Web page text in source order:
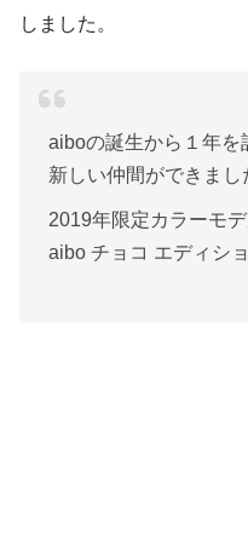
しました。
aiboの誕生から１年を
新しい仲間ができまし
2019年限定カラーモ
aibo チョコ エディシ